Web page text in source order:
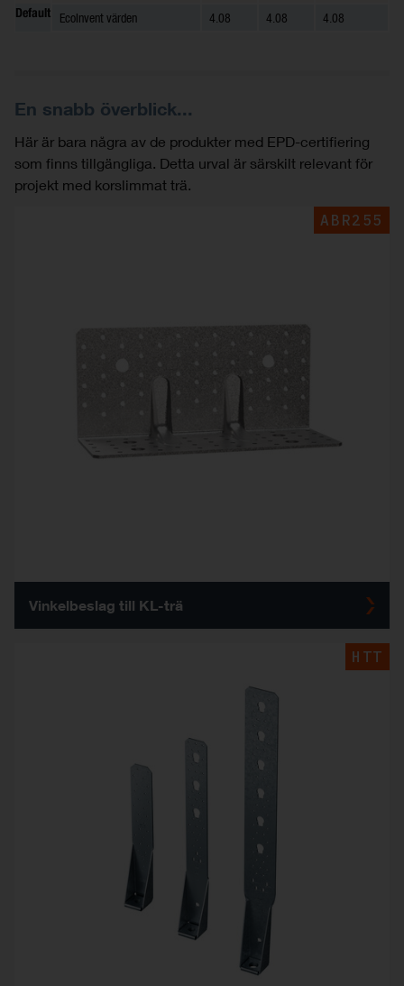
Default EcoInvent värden 4.08 4.08 4.08
En snabb överblick...
Här är bara några av de produkter med EPD-certifiering
som finns tillgängliga. Detta urval är särskilt relevant för
projekt med korslimmat trä.
ABR255
Vinkelbeslag till KL-trä
HTT